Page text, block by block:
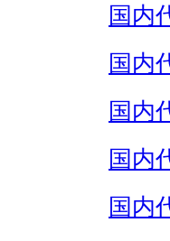
国内
国内
国内
国内
国内